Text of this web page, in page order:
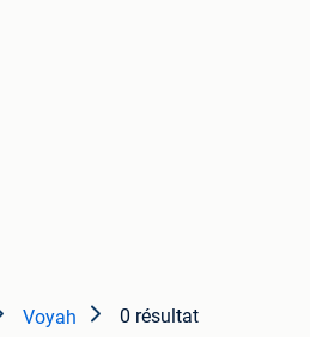
Voyah 0 résultat